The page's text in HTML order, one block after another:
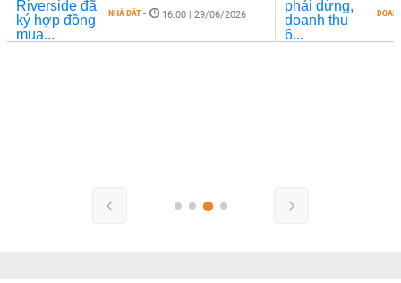
NHÀ ĐẤT - 16:00 | 29/06/2026